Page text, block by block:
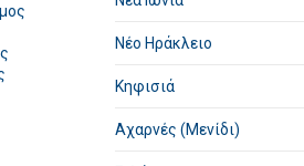
Νέο Ηράκλειο
Κηφισιά
Αχαρνές (Μενίδι)